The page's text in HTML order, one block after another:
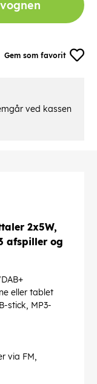
Gem som favorit
ved kassen
2x5W,
afspiller og
eller tablet
stick, MP3-
via FM,